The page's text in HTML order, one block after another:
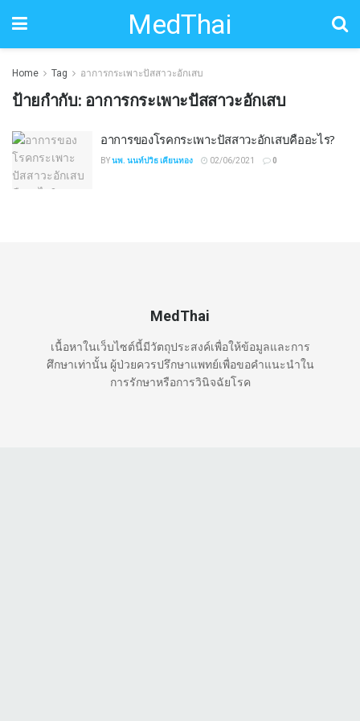
MedThai
Home Tag อาการกระเพาะปัสสาวะอักเสบ
ป้ายกำกับ: อาการกระเพาะปัสสาวะอักเสบ
อาการของโรคกระเพาะปัสสาวะอักเสบคืออะไร?
BYนพ. นนท์ปวิธ เคียนทอง 02/06/2021 0
MedThai
เนื้อหาในเว็บไซต์นี้มีวัตถุประสงค์เพื่อให้ข้อมูลและการ
ศึกษาเท่านั้น ผู้ป่วยควรปรึกษาแพทย์เพื่อขอคำแนะนำใน
การรักษาหรือการวินิจฉัยโรค